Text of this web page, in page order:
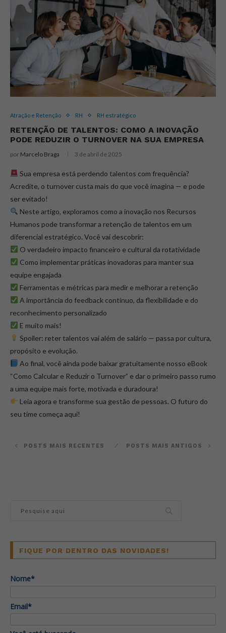
Atração e Retenção RH RH estratégico
RETENÇÃO DE TALENTOS: COMO A INOVAÇÃO
PODE REDUZIR O TURNOVER NA SUA EMPRESA
por Marcelo Braga 3 de abril de 2025
Sua empresa está perdendo talentos com frequência?
Acredite, o turnover custa mais do que você imagina — e pode
ser evitado!
Neste artigo, exploramos como a inovação nos Recursos
Humanos pode transformar a retenção de talentos em um
diferencial estratégico. Você vai descobrir:
O verdadeiro impacto financeiro e cultural da rotatividade
Como implementar práticas inovadoras para manter sua
equipe engajada
Ferramentas e métricas para medir e melhorar a retenção
A importância do feedback contínuo, da flexibilidade e do
reconhecimento personalizado
E muito mais!
Spoiler: reter talentos vai além de salário — passa por cultura,
propósito e evolução.
Ao final, você ainda pode baixar gratuitamente nosso eBook
“Como Calcular e Reduzir o Turnover” e dar o primeiro passo rumo
a uma equipe mais forte, motivada e duradoura!
Leia agora e transforme sua gestão de pessoas. O futuro do
seu time começa aqui!
POSTS MAIS RECENTES POSTS MAIS ANTIGOS
FIQUE POR DENTRO DAS NOVIDADES!
Nome*
Email*